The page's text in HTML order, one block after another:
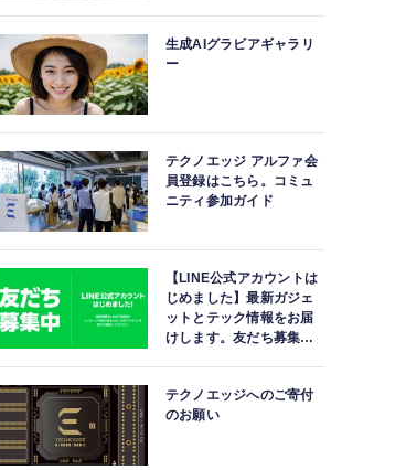
生成AIグラビアギャラリ
ー
テクノエッジ アルファ会
員登録はこちら。コミュ
ニティ参加ガイド
【LINE公式アカウントは
じめました】最新ガジェ
ットとテック情報をお届
けします。友だち募集
テクノエッジへのご寄付
のお願い